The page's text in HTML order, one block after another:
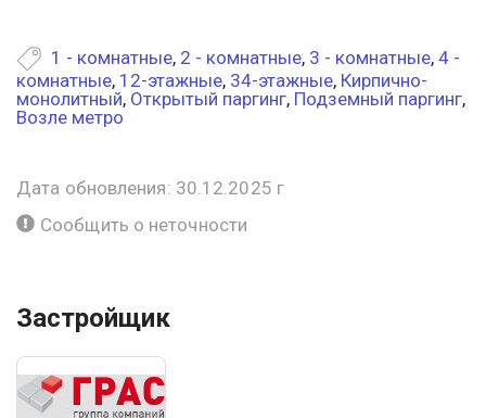
1 - комнатные, 2 - комнатные, 3 - комнатные, 4 -
комнатные, 12-этажные, 34-этажные, Кирпично-
монолитный, Открытый паргинг, Подземный паргинг,
Возле метро
Дата обновления: 30.12.2025 г
Сообщить о неточности
Застройщик